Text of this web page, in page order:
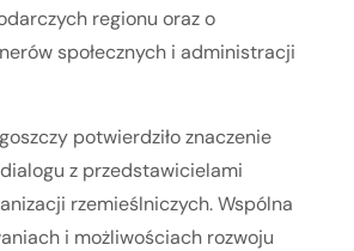
regionu oraz o
społecznych i administracji
potwierdziło znaczenie
z przedstawicielami
rzemieślniczych. Wspólna
i możliwościach rozwoju